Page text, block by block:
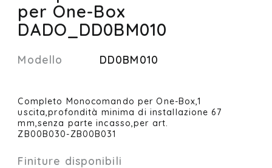
per One-Box
DADO_DD0BM010
Modello DD0BM010
Completo Monocomando per One-Box,1
uscita,profondità minima di installazione 67
mm,senza parte incasso,per art.
ZB00B030-ZB00B031
Finiture disponibili